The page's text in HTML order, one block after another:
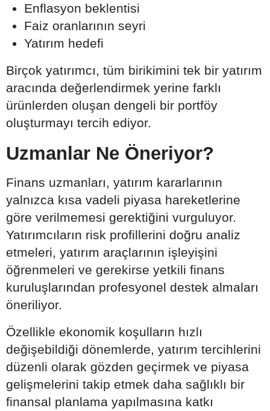
Enflasyon beklentisi
Faiz oranlarının seyri
Yatırım hedefi
Birçok yatırımcı, tüm birikimini tek bir yatırım
aracında değerlendirmek yerine farklı
ürünlerden oluşan dengeli bir portföy
oluşturmayı tercih ediyor.
Uzmanlar Ne Öneriyor?
Finans uzmanları, yatırım kararlarının
yalnızca kısa vadeli piyasa hareketlerine
göre verilmemesi gerektiğini vurguluyor.
Yatırımcıların risk profillerini doğru analiz
etmeleri, yatırım araçlarının işleyişini
öğrenmeleri ve gerekirse yetkili finans
kuruluşlarından profesyonel destek almaları
öneriliyor.
Özellikle ekonomik koşulların hızlı
değişebildiği dönemlerde, yatırım tercihlerini
düzenli olarak gözden geçirmek ve piyasa
gelişmelerini takip etmek daha sağlıklı bir
finansal planlama yapılmasına katkı